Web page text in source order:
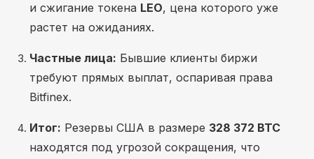
и сжигание токена LEO, цена которого уже
растет на ожиданиях.
Частные лица: Бывшие клиенты биржи
требуют прямых выплат, оспаривая права
Bitfinex.
Итог: Резервы США в размере 328 372 BTC
находятся под угрозой сокращения, что